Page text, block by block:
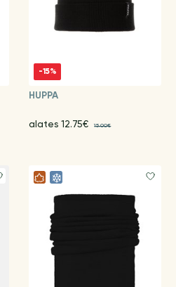
-15%
HUPPA
alates 12.75€ 15.00€